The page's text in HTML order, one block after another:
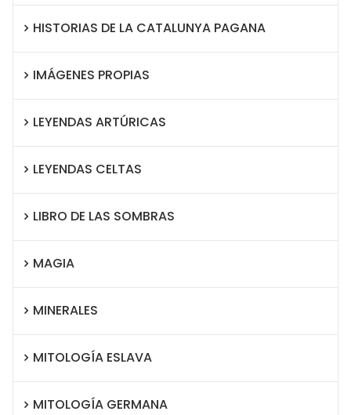
HISTORIAS DE LA CATALUNYA PAGANA
IMÁGENES PROPIAS
LEYENDAS ARTÚRICAS
LEYENDAS CELTAS
LIBRO DE LAS SOMBRAS
MAGIA
MINERALES
MITOLOGÍA ESLAVA
MITOLOGÍA GERMANA